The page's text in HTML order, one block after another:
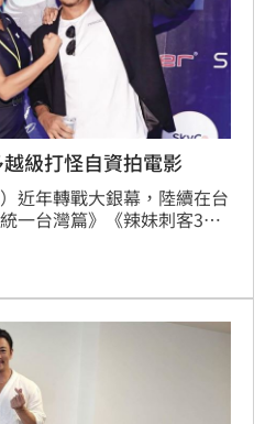
級打怪自資拍電影
近年轉戰大銀幕，陸續在台
一台灣篇》《辣妹刺客3》
日合作片《我要當總統》，
襄盛舉。